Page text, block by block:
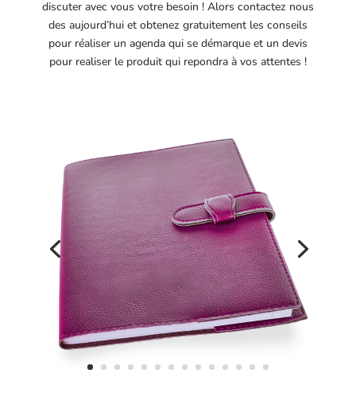
discuter avec vous votre besoin ! Alors contactez nous
des aujourd’hui et obtenez gratuitement les conseils
pour réaliser un agenda qui se démarque et un devis
pour realiser le produit qui repondra à vos attentes !